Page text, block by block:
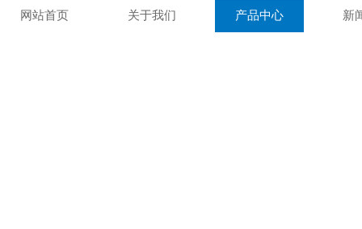
网站首页 关于我们 产品中心 新